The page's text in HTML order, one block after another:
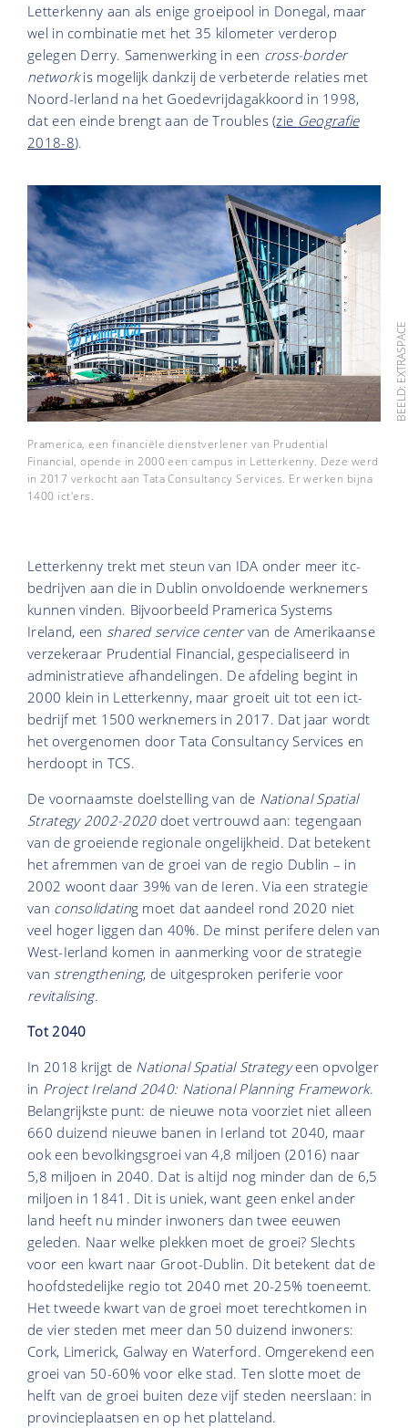
Letterkenny aan als enige groeipool in Donegal, maar
wel in combinatie met het 35 kilometer verderop
gelegen Derry. Samenwerking in een cross-border
networkis mogelijk dankzij de verbeterde relaties met
Noord-Ierland na het Goedevrijdagakkoord in 1998,
dat een einde brengt aan de Troubles (zie Geografie
2018-8).
BEELD: EXTRASPACE
Pramerica, een financiële dienstverlener van Prudential
Financial, opende in 2000 een campus in Letterkenny. Deze werd
in 2017 verkocht aan Tata Consultancy Services. Er werken bijna
1400 ict'ers.
Letterkenny trekt met steun van IDA onder meer itc-
bedrijven aan die in Dublin onvoldoende werknemers
kunnen vinden. Bijvoorbeeld Pramerica Systems
Ireland, een shared service centervan de Amerikaanse
verzekeraar Prudential Financial, gespecialiseerd in
administratieve afhandelingen. De afdeling begint in
2000 klein in Letterkenny, maar groeit uit tot een ict-
bedrijf met 1500 werknemers in 2017. Dat jaar wordt
het overgenomen door Tata Consultancy Services en
herdoopt in TCS.
De voornaamste doelstelling van de National Spatial
Strategy 2002-2020doet vertrouwd aan: tegengaan
van de groeiende regionale ongelijkheid. Dat betekent
het afremmen van de groei van de regio Dublin – in
2002 woont daar 39% van de Ieren. Via een strategie
van consolidating moet dat aandeel rond 2020 niet
veel hoger liggen dan 40%. De minst perifere delen van
West-Ierland komen in aanmerking voor de strategie
van strengthening, de uitgesproken periferie voor
revitalising.
Tot 2040
In 2018 krijgt de National Spatial Strategyeen opvolger
in Project Ireland 2040: National Planning Framework.
Belangrijkste punt: de nieuwe nota voorziet niet alleen
660 duizend nieuwe banen in Ierland tot 2040, maar
ook een bevolkingsgroei van 4,8 miljoen (2016) naar
5,8 miljoen in 2040. Dat is altijd nog minder dan de 6,5
miljoen in 1841. Dit is uniek, want geen enkel ander
land heeft nu minder inwoners dan twee eeuwen
geleden. Naar welke plekken moet de groei? Slechts
voor een kwart naar Groot-Dublin. Dit betekent dat de
hoofdstedelijke regio tot 2040 met 20-25% toeneemt.
Het tweede kwart van de groei moet terechtkomen in
de vier steden met meer dan 50 duizend inwoners:
Cork, Limerick, Galway en Waterford. Omgerekend een
groei van 50-60% voor elke stad. Ten slotte moet de
helft van de groei buiten deze vijf steden neerslaan: in
provincieplaatsen en op het platteland.